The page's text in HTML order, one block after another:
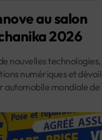
au salon
2026
nouvelles
numériques et
automobile mondiale de